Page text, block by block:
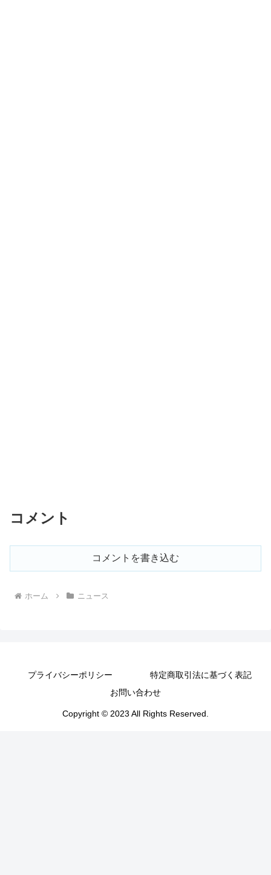
コメント
コメントを書き込む
ホーム ニュース
プライバシーポリシー
特定商取引法に基づく表記
お問い合わせ
Copyright © 2023 All Rights Reserved.